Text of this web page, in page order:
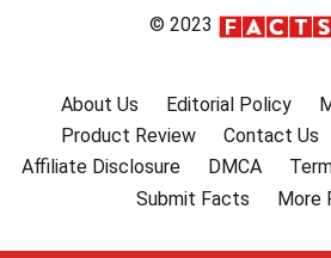
© 2023
About Us Editorial Policy
Product Review
Contact Us
Affiliate Disclosure
DMCA
Submit Facts
More